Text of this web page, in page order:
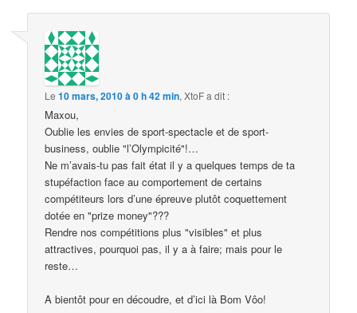
Le10 mars, 2010 à 0 h 42 min,XtoFa dit :
Maxou,
Oublie les envies de sport-spectacle et de sport-
business, oublie "l’Olympicité"!…
Ne m’avais-tu pas fait état il y a quelques temps de ta
stupéfaction face au comportement de certains
compétiteurs lors d’une épreuve plutôt coquettement
dotée en "prize money"???
Rendre nos compétitions plus "visibles" et plus
attractives, pourquoi pas, il y a à faire; mais pour le
reste…
A bientôt pour en découdre, et d’ici là Bom Vôo!